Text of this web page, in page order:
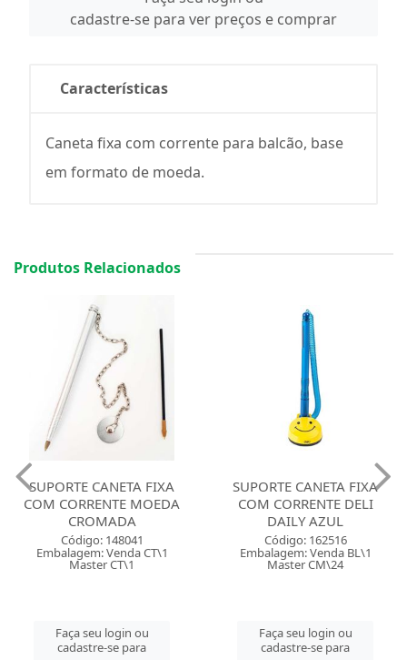
cadastre-se para ver preços e comprar
Características
Caneta fixa com corrente para balcão, base
em formato de moeda.
Produtos Relacionados
SUPORTE CANETA FIXA
COM CORRENTE MOEDA
CROMADA
Código: 148041
Embalagem: Venda CT\1
Master CT\1
Faça seu login ou
cadastre-se para
SUPORTE CANETA FIXA
COM CORRENTE DELI
DAILY AZUL
Código: 162516
Embalagem: Venda BL\1
Master CM\24
Faça seu login ou
cadastre-se para